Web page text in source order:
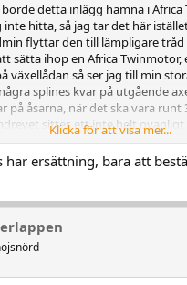
detta inlägg hamna i
inte hitta, så jag tar det här
flyttar den till lämpligare tråd
sätta ihop en Africa Twinmotor,
växellådan så ser jag till min
splines kvar på utgående
på åsarna, när det ska vara runt
sitter, ett inte helt
i hela fridens namn ska jag
vill inte sätta ihop motorn med
däringa superpinion sprockets,
löjligt.
Klicka för att visa mer...
har ersättning, bara att